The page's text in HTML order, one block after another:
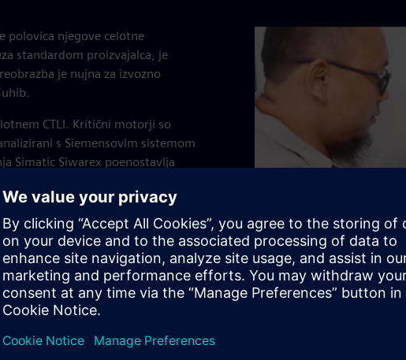
polovica njegove celotne
standardom proizvajalca, je
je nujna za izvozno
CTLI. Kritični motorji so
s Siemensovim sistemom
Simatic Siwarex poenostavlja
omogoča daljinsko
Simatic in komercialnih
ščiti omrežje pred zunanjimi vdori.
in nadzorujemo tovarno od koder